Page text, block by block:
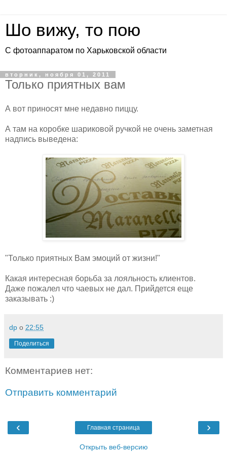
Шо вижу, то пою
С фотоаппаратом по Харьковской области
вторник, ноября 01, 2011
Только приятных вам
А вот приносят мне недавно пиццу.
А там на коробке шариковой ручкой не очень заметная
надпись выведена:
"Только приятных Вам эмоций от жизни!"
Какая интересная борьба за лояльность клиентов.
Даже пожалел что чаевых не дал. Прийдется еще
заказывать :)
dp о 22:55
Поделиться
Комментариев нет:
Отправить комментарий
‹ ›
Главная страница
Открыть веб-версию